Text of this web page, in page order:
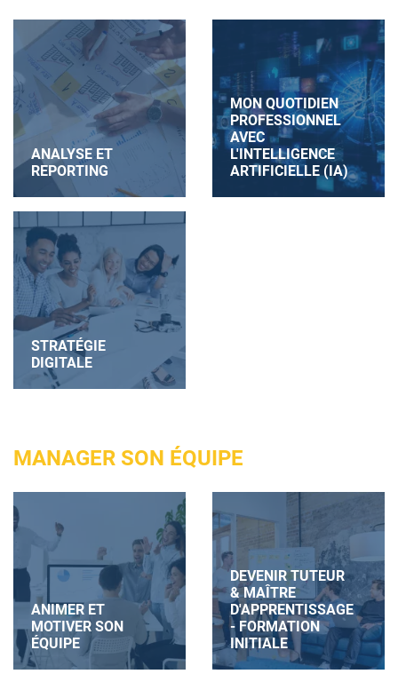
ANALYSE ET
REPORTING
MON QUOTIDIEN
PROFESSIONNEL
AVEC
L'INTELLIGENCE
ARTIFICIELLE (IA)
STRATÉGIE
DIGITALE
MANAGER SON ÉQUIPE
ANIMER ET
MOTIVER SON
ÉQUIPE
DEVENIR TUTEUR
& MAÎTRE
D'APPRENTISSAGE
- FORMATION
INITIALE